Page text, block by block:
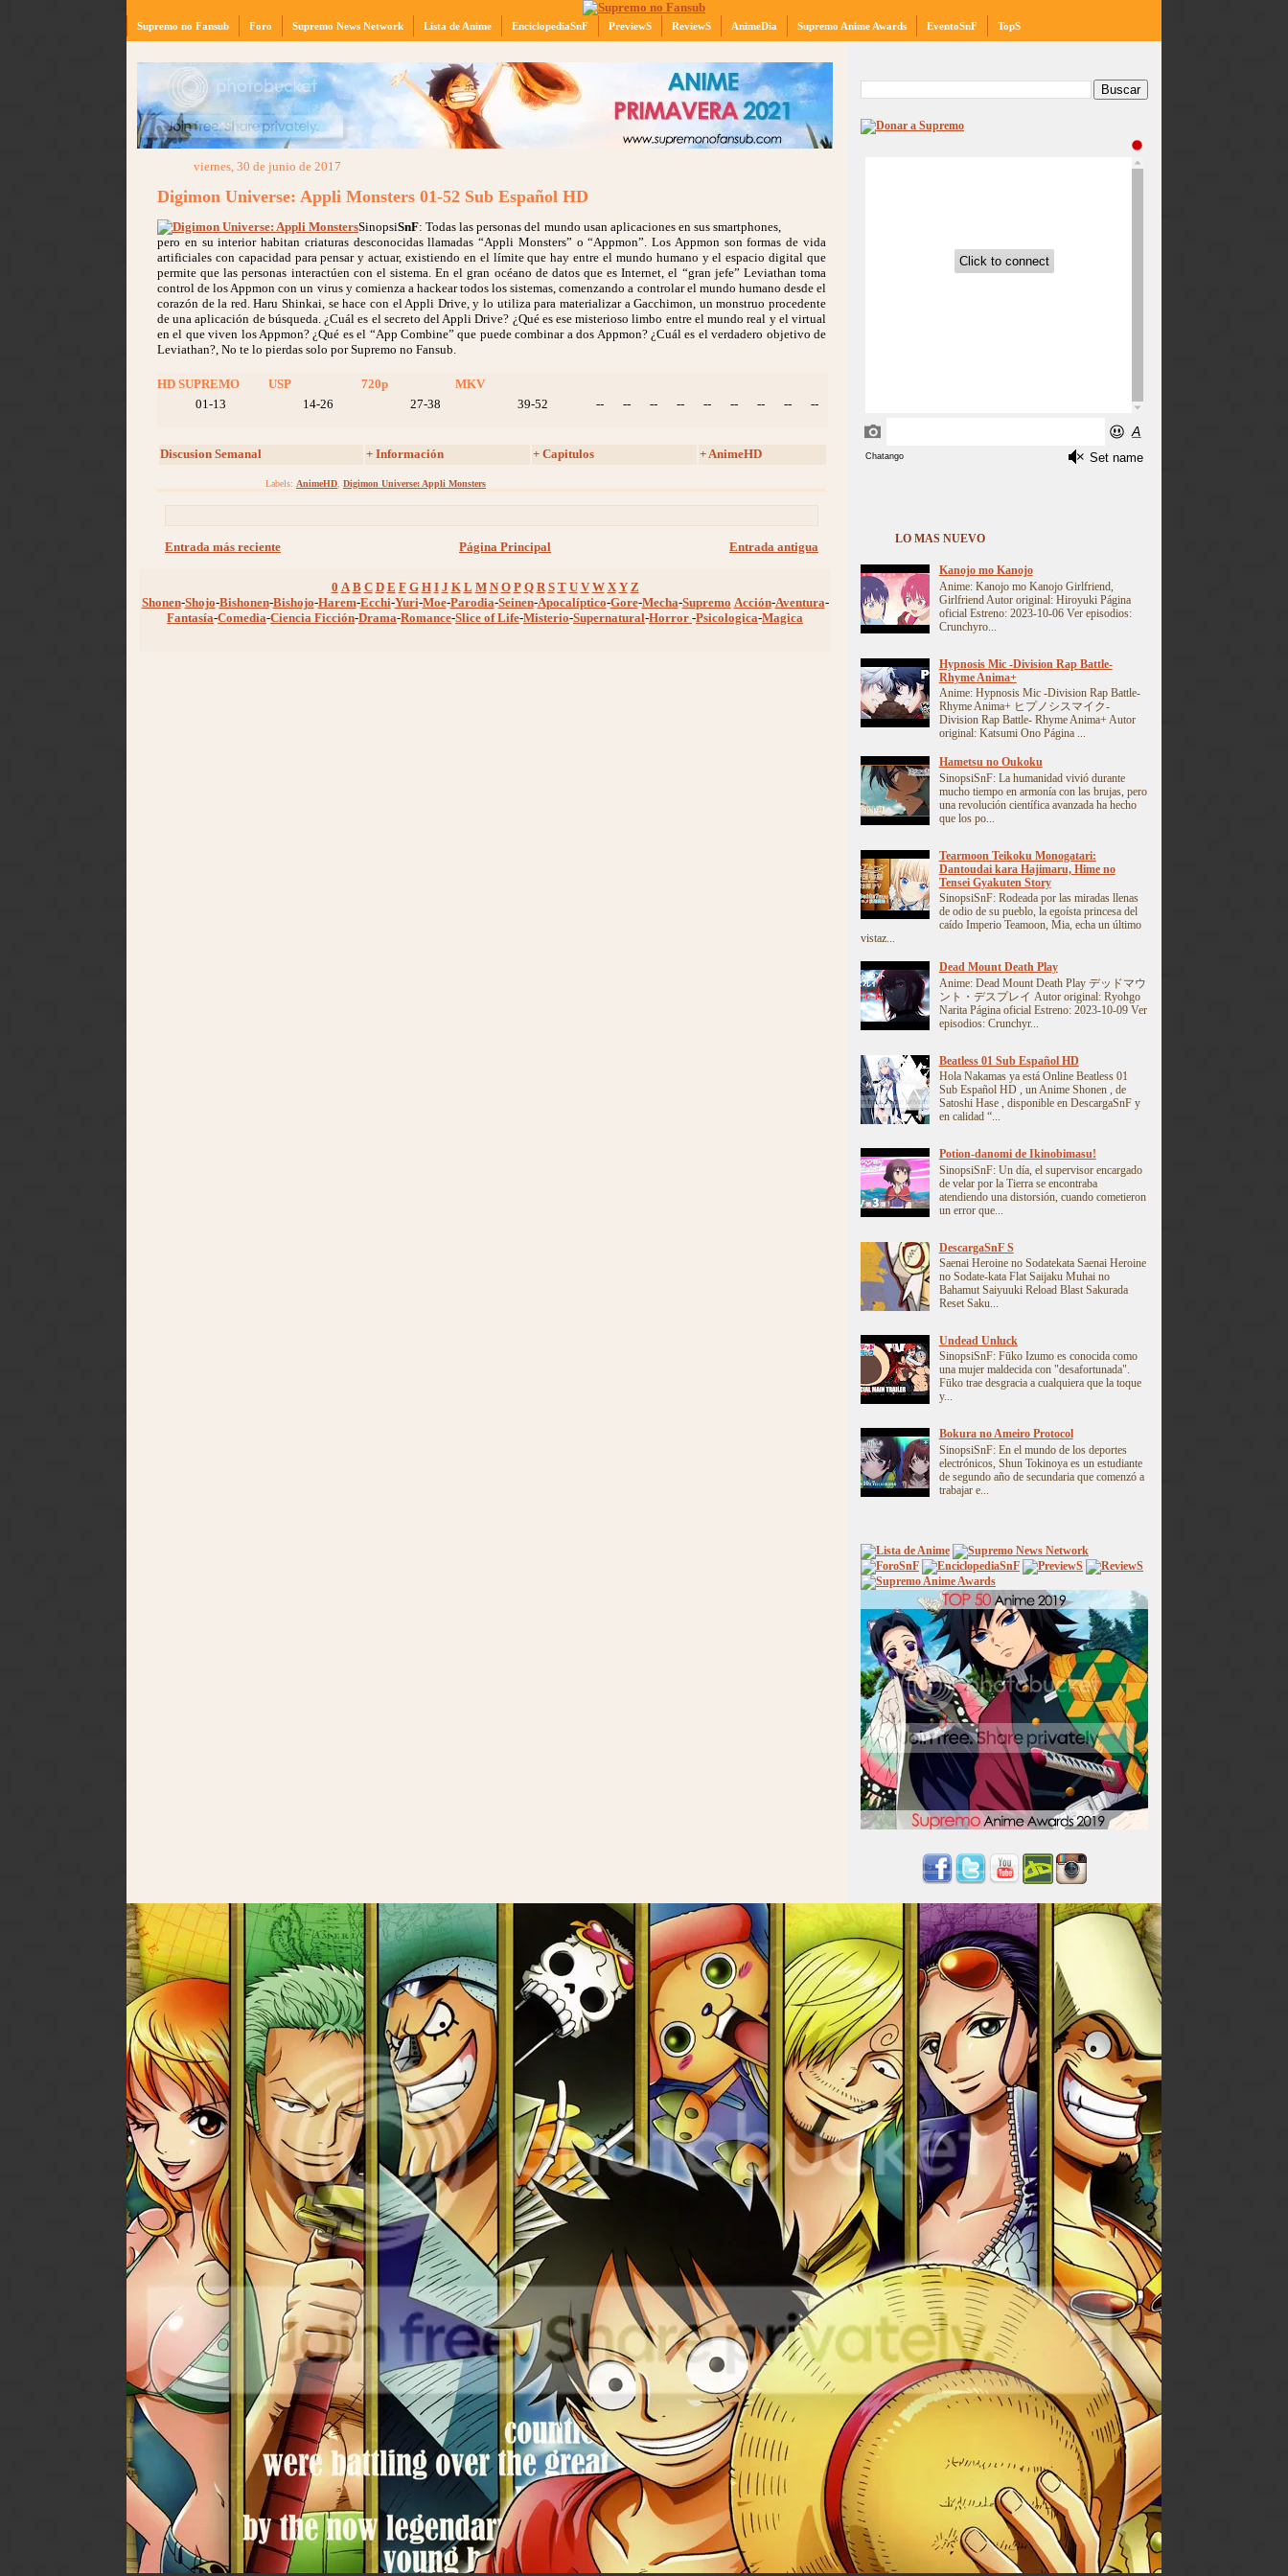
Supremo no Fansub Foro Supremo News Network Lista de Anime EnciclopediaSnF PreviewS ReviewS AnimeDia Supremo Anime Awards EventoSnF TopS
viernes, 30 de junio de 2017
Digimon Universe: Appli Monsters 01-52 Sub Español HD
SinopsiSnF: Todas las personas del mundo usan aplicaciones en sus smartphones,
pero en su interior habitan criaturas desconocidas llamadas “Appli Monsters” o “Appmon”. Los Appmon son formas de vida
artificiales con capacidad para pensar y actuar, existiendo en el límite que hay entre el mundo humano y el espacio digital que
permite que las personas interactúen con el sistema. En el gran océano de datos que es Internet, el “gran jefe” Leviathan toma
control de los Appmon con un virus y comienza a hackear todos los sistemas, comenzando a controlar el mundo humano desde el
corazón de la red. Haru Shinkai, se hace con el Appli Drive, y lo utiliza para materializar a Gacchimon, un monstruo procedente
de una aplicación de búsqueda. ¿Cuál es el secreto del Appli Drive? ¿Qué es ese misterioso limbo entre el mundo real y el virtual
en el que viven los Appmon? ¿Qué es el “App Combine” que puede combinar a dos Appmon? ¿Cuál es el verdadero objetivo de
Leviathan?, No te lo pierdas solo por Supremo no Fansub.
HD SUPREMO USP 720p
MKV
01-13
14-26 27-38 39-52 -- -- -- -- -- -- -- -- --
Discusion Semanal + Información + Capitulos + AnimeHD
Labels: AnimeHD Digimon Universe: Appli Monsters
Entrada más reciente Entrada antigua
Página Principal
0 A B C D E F G H I J K L M N O P Q R S T U V W X Y Z
Shonen-Shojo-Bishonen-Bishojo-Harem-Ecchi-Yuri-Moe-Parodia-Seinen-Apocalíptico-Gore-Mecha-Supremo Acción-Aventura-
Fantasía-Comedia-Ciencia Ficción-Drama-Romance-Slice of Life-Misterio-Supernatural-Horror -Psicologica-Magica
LO MAS NUEVO
Kanojo mo Kanojo
Anime: Kanojo mo Kanojo Girlfriend,
Girlfriend Autor original: Hiroyuki Página
oficial Estreno: 2023-10-06 Ver episodios:
Crunchyro...
Hypnosis Mic -Division Rap Battle-
Rhyme Anima+
Anime: Hypnosis Mic -Division Rap Battle-
Rhyme Anima+ ヒプノシスマイク-
Division Rap Battle- Rhyme Anima+ Autor
original: Katsumi Ono Página ...
Hametsu no Oukoku
SinopsiSnF: La humanidad vivió durante
mucho tiempo en armonía con las brujas, pero
una revolución científica avanzada ha hecho
que los po...
Tearmoon Teikoku Monogatari:
Dantoudai kara Hajimaru, Hime no
Tensei Gyakuten Story
SinopsiSnF: Rodeada por las miradas llenas
de odio de su pueblo, la egoísta princesa del
caído Imperio Teamoon, Mia, echa un último
vistaz...
Dead Mount Death Play
Anime: Dead Mount Death Play デッドマウ
ント・デスプレイ Autor original: Ryohgo
Narita Página oficial Estreno: 2023-10-09 Ver
episodios: Crunchyr...
Beatless 01 Sub Español HD
Hola Nakamas ya está Online Beatless 01
Sub Español HD , un Anime Shonen , de
Satoshi Hase , disponible en DescargaSnF y
en calidad “...
Potion-danomi de Ikinobimasu!
SinopsiSnF: Un día, el supervisor encargado
de velar por la Tierra se encontraba
atendiendo una distorsión, cuando cometieron
un error que...
DescargaSnF S
Saenai Heroine no Sodatekata Saenai Heroine
no Sodate-kata Flat Saijaku Muhai no
Bahamut Saiyuuki Reload Blast Sakurada
Reset Saku...
Undead Unluck
SinopsiSnF: Fūko Izumo es conocida como
una mujer maldecida con "desafortunada".
Fūko trae desgracia a cualquiera que la toque
y...
Bokura no Ameiro Protocol
SinopsiSnF: En el mundo de los deportes
electrónicos, Shun Tokinoya es un estudiante
de segundo año de secundaria que comenzó a
trabajar e...